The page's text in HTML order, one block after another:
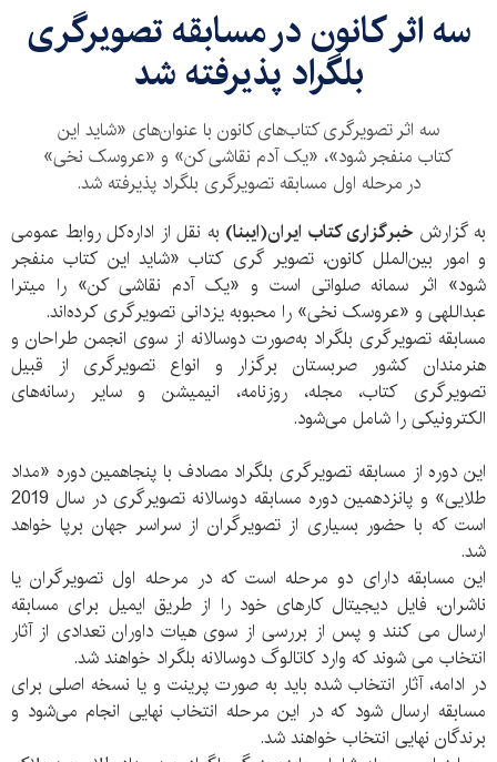
سه اثر کانون در مسابقه‌ تصویرگری
بلگراد پذیرفته شد
سه اثر تصویرگری کتاب‌های کانون با عنوان‌های «شاید این
کتاب منفجر شود»، «یک آدم نقاشی کن» و «عروسک نخی»
در مرحله اول مسابقه‌ تصویرگری بلگراد پذیرفته شد.
به گزارش خبرگزاری کتاب ایران(ایبنا) به نقل از اداره‌کل روابط عمومی
و امور بین‌الملل کانون، تصویر گری کتاب «شاید این کتاب منفجر
شود» اثر سمانه صلواتی است و «یک آدم نقاشی کن» را میترا
عبداللهی و «عروسک نخی» را محبوبه یزدانی تصویرگری کرده‌اند.
مسابقه تصویرگری بلگراد به‌صورت دوسالانه از سوی انجمن طراحان و
هنرمندان کشور صربستان برگزار و انواع تصویرگری از قبیل
تصویرگری کتاب، مجله، روزنامه، انیمیشن و سایر رسانه‌های
الکترونیکی را شامل می‌شود.
این دوره از مسابقه تصویرگری بلگراد مصادف با پنجاهمین دوره «مداد
طلایی» و پانزدهمین دوره مسابقه دوسالانه تصویرگری در سال 2019
است که با حضور بسیاری از تصویرگران از سراسر جهان برپا خواهد
شد.
این مسابقه دارای دو مرحله است که در مرحله اول تصویرگران یا
ناشران، فایل دیجیتال کارهای خود را از طریق ایمیل برای مسابقه
ارسال می کنند و پس از بررسی از سوی هیات داوران تعدادی از آثار
انتخاب می شوند که وارد کاتالوگ دوسالانه بلگراد خواهند شد.
در ادامه، آثار انتخاب شده باید به صورت پرینت و یا نسخه اصلی برای
مسابقه ارسال شود که در این مرحله انتخاب نهایی انجام می‌شود و
برندگان نهایی انتخاب خواهند شد.